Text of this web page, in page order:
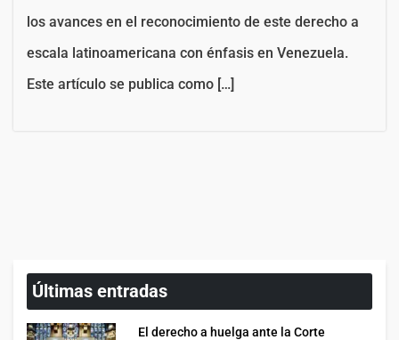
los avances en el reconocimiento de este derecho a
escala latinoamericana con énfasis en Venezuela.
Este artículo se publica como […]
Últimas entradas
El derecho a huelga ante la Corte